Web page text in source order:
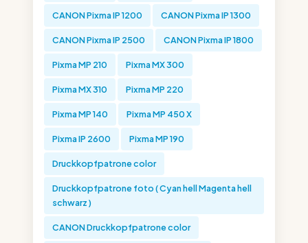
CANON Pixma IP 1200 CANON Pixma IP 1300
CANON Pixma IP 2500 CANON Pixma IP 1800
Pixma MP 210 Pixma MX 300
Pixma MX 310 Pixma MP 220
Pixma MP 140 Pixma MP 450 X
Pixma IP 2600 Pixma MP 190
Druckkopfpatrone color
Druckkopfpatrone foto ( Cyan hell Magenta hell
schwarz )
CANON Druckkopfpatrone color